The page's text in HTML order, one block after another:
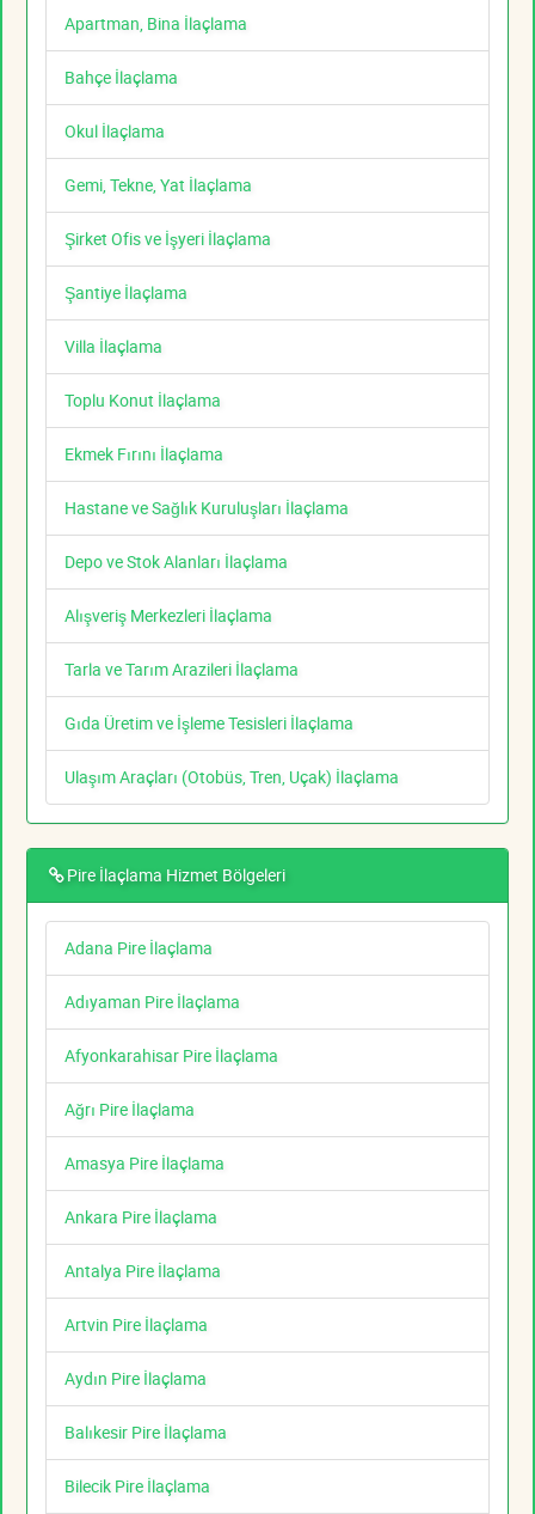
Apartman, Bina İlaçlama
Bahçe İlaçlama
Okul İlaçlama
Gemi, Tekne, Yat İlaçlama
Şirket Ofis ve İşyeri İlaçlama
Şantiye İlaçlama
Villa İlaçlama
Toplu Konut İlaçlama
Ekmek Fırını İlaçlama
Hastane ve Sağlık Kuruluşları İlaçlama
Depo ve Stok Alanları İlaçlama
Alışveriş Merkezleri İlaçlama
Tarla ve Tarım Arazileri İlaçlama
Gıda Üretim ve İşleme Tesisleri İlaçlama
Ulaşım Araçları (Otobüs, Tren, Uçak) İlaçlama
Pire İlaçlama Hizmet Bölgeleri
Adana Pire İlaçlama
Adıyaman Pire İlaçlama
Afyonkarahisar Pire İlaçlama
Ağrı Pire İlaçlama
Amasya Pire İlaçlama
Ankara Pire İlaçlama
Antalya Pire İlaçlama
Artvin Pire İlaçlama
Aydın Pire İlaçlama
Balıkesir Pire İlaçlama
Bilecik Pire İlaçlama